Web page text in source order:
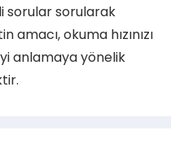
sorular sorularak
okuma hızınızı
anlamaya yönelik